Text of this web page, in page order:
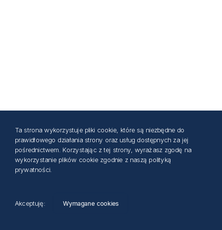
Ta strona wykorzystuje pliki cookie, które są niezbędne do
prawidłowego działania strony oraz usług dostępnych za jej
pośrednictwem. Korzystając z tej strony, wyrażasz zgodę na
wykorzystanie plików cookie zgodnie z naszą polityką
prywatności.
Akceptuję: Wymagane cookies
System rejestracji uczestników © 2026